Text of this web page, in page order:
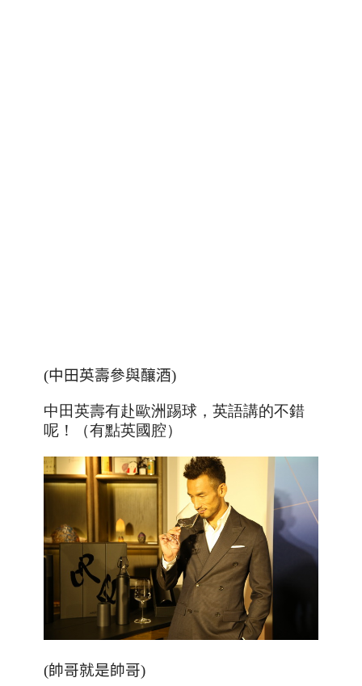
(中田英壽參與釀酒)
中田英壽有赴歐洲踢球，英語講的不錯
呢！（有點英國腔）
(帥哥就是帥哥)